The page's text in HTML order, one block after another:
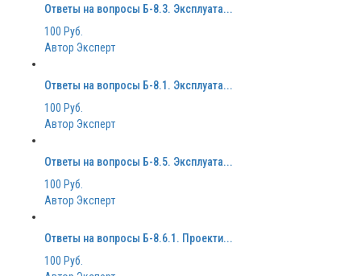
Ответы на вопросы Б-8.3. Эксплуата...
100 Руб.
Автор Эксперт
Ответы на вопросы Б-8.1. Эксплуата...
100 Руб.
Автор Эксперт
Ответы на вопросы Б-8.5. Эксплуата...
100 Руб.
Автор Эксперт
Ответы на вопросы Б-8.6.1. Проекти...
100 Руб.